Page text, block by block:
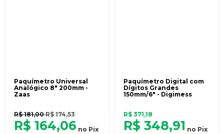
Paquímetro Universal
Analógico 8" 200mm -
Zaas
R$ 181,00R$ 174,53
R$ 164,06 no Pix
Paquímetro Digital com
Dígitos Grandes
150mm/6" - Digimess
R$ 371,18
R$ 348,91 no Pix